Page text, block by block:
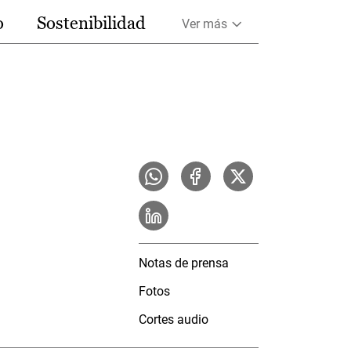
Sostenibilidad Ver más
Notas de prensa
Fotos
Cortes audio